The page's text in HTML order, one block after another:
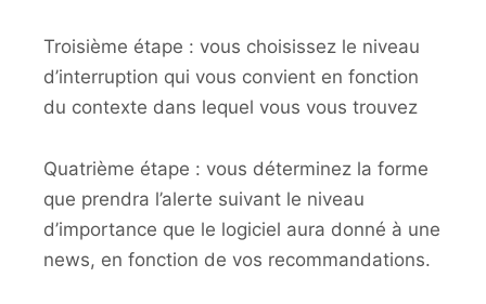
Troisième étape : vous choisissez le niveau
d’interruption qui vous convient en fonction
du contexte dans lequel vous vous trouvez
Quatrième étape : vous déterminez la forme
que prendra l’alerte suivant le niveau
d’importance que le logiciel aura donné à une
news, en fonction de vos recommandations.